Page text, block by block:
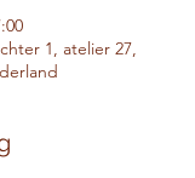
1, atelier 27,